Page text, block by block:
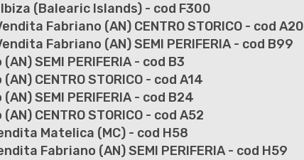
(Balearic Islands) - cod F300
Fabriano (AN) CENTRO STORICO - cod A20
Fabriano (AN) SEMI PERIFERIA - cod B99
SEMI PERIFERIA - cod B3
CENTRO STORICO - cod A14
SEMI PERIFERIA - cod B24
CENTRO STORICO - cod A52
Matelica (MC) - cod H58
Fabriano (AN) SEMI PERIFERIA - cod H59